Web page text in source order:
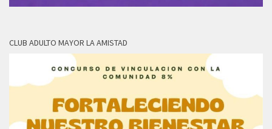
CLUB ADULTO MAYOR LA AMISTAD